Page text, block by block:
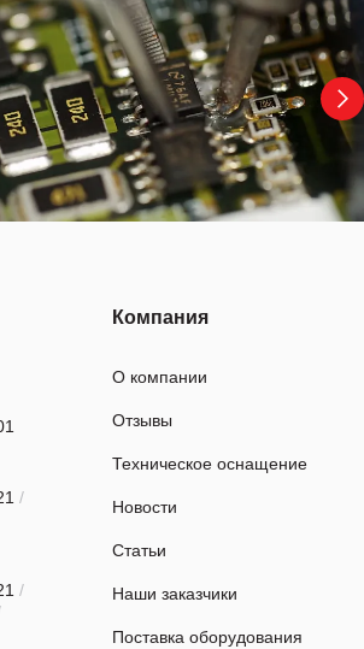
/
/
Компания
О компании
Отзывы
Техническое оснащение
Новости
Статьи
Наши заказчики
Поставка оборудования